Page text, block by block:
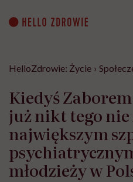
content
HelloZdrowie: Życie ›
Kiedyś
już nikt tego nie
największym
młodzieży w